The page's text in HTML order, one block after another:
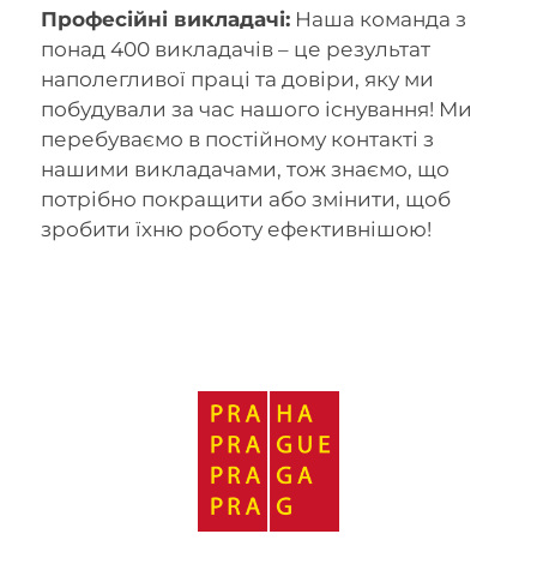
Професійні викладачі:Наша команда з
понад 400 викладачів – це результат
наполегливої праці та довіри, яку ми
побудували за час нашого існування! Ми
перебуваємо в постійному контакті з
нашими викладачами, тож знаємо, що
потрібно покращити або змінити, щоб
зробити їхню роботу ефективнішою!